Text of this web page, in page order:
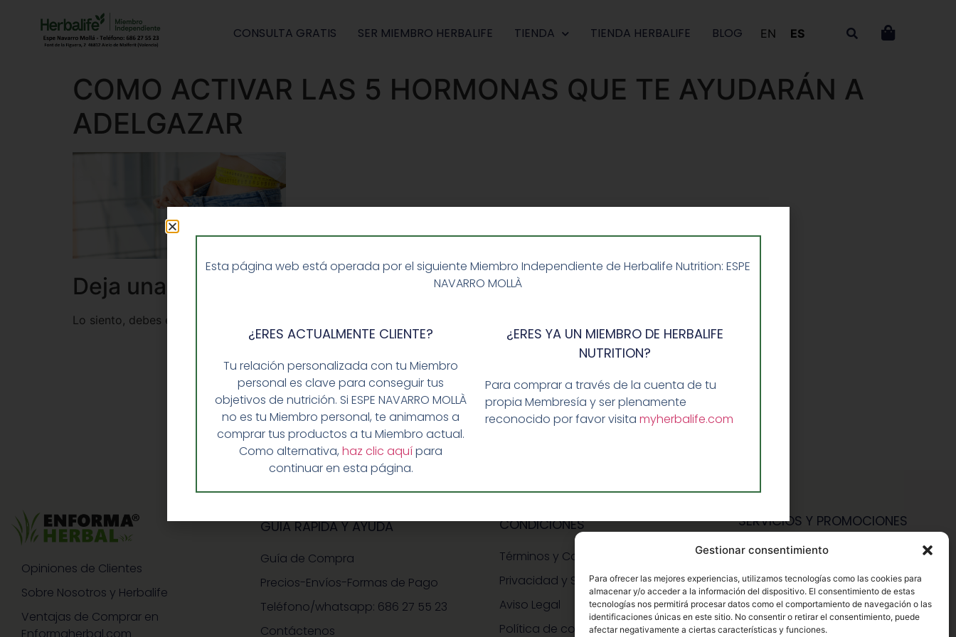
Gestionar consentimiento
Para ofrecer las mejores experiencias, utilizamos tecnologías como las cookies para
almacenar y/o acceder a la información del dispositivo. El consentimiento de estas
tecnologías nos permitirá procesar datos como el comportamiento de navegación o las
identificaciones únicas en este sitio. No consentir o retirar el consentimiento, puede
afectar negativamente a ciertas características y funciones.
CONSULTA GRATIS SER MIEMBRO HERBALIFE TIENDA TIENDA HERBALIFE BLOG EN ES
COMO ACTIVAR LAS 5 HORMONAS QUE TE AYUDARÁN A
ADELGAZAR
Deja una respuesta
Lo siento, debes estar
Opiniones de Clientes
Sobre Nosotros y Herbalife
Ventajas de Comprar en
GUIA RAPIDA Y AYUDA
Guía de Compra
Precios-Envíos-Formas de Pago
Teléfono/whatsapp: 686 27 55 23
Contáctenos
CONDICIONES
Términos y Condiciones
Privacidad y Seguridad
Aviso Legal
Política de cookies
SERVICIOS Y PROMOCIONES
Hazte Miembro Herbalife
Consulta Nutrición Gratis
Descuentos Vip Herbalife
Esta página web está operada por el siguiente Miembro Independiente de Herbalife Nutrition: ESPE
NAVARRO MOLLÀ
¿ERES ACTUALMENTE CLIENTE?
Tu relación personalizada con tu Miembro
personal es clave para conseguir tus
objetivos de nutrición. Si ESPE NAVARRO MOLLÀ
no es tu Miembro personal, te animamos a
comprar tus productos a tu Miembro actual.
Como alternativa,haz clic aquípara
continuar en esta página.
¿ERES YA UN MIEMBRO DE HERBALIFE
NUTRITION?
Para comprar a través de la cuenta de tu
propia Membresía y ser plenamente
reconocido por favor visita myherbalife.com